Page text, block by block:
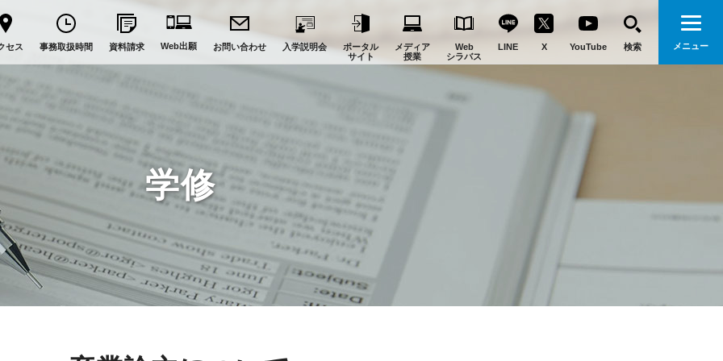
セス 事務取扱時間 資料請求 Web出願 お問い合わせ 入学説明会
ポータル
サイト
メディア
授業
Web
シラバス
LINE X YouTube 検索 メニュー
学修